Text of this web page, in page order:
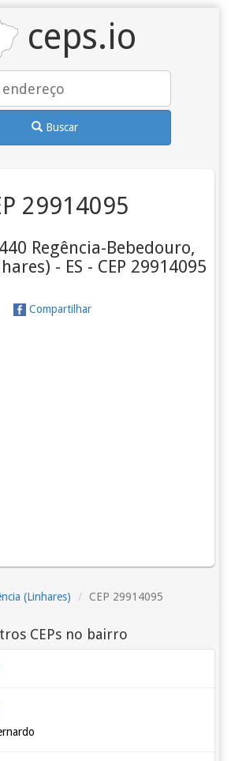
ceps.io
Buscar
29914095
Regência-Bebedouro,
- ES - CEP 29914095
Compartilhar
(Linhares) CEP 29914095
CEPs no bairro